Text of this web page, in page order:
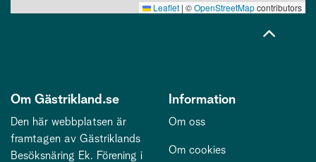
Leaflet | ©OpenStreetMapcontributors
Om Gästrikland.se
Den här webbplatsen är
framtagen av Gästriklands
Besöksnäring Ek. Förening i
Information
Om oss
Om cookies